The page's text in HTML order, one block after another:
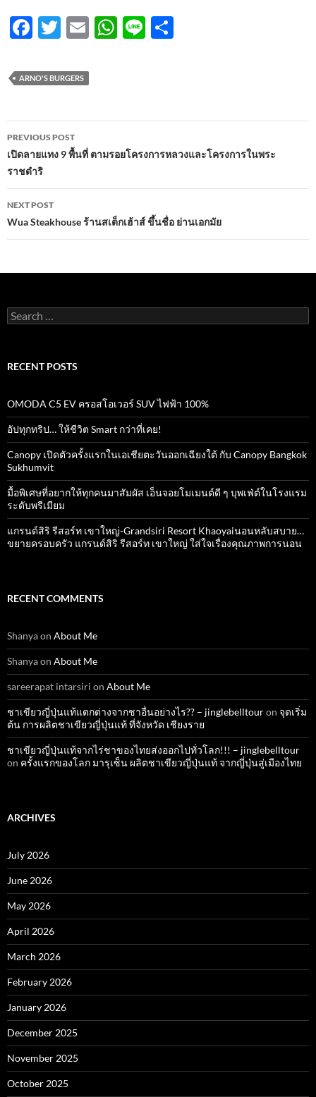
F
e
b
o
o
k
T
itt
er
E
W
A
p
Li
ARNO'S BURGERS
Post
navigation
PREVIOUS POST
เปิดลายแทง 9 พื้นที่ ตามรอยโครงการหลวงและโครงการในพระ
ราชดำริ
NEXT POST
Wua Steakhouse ร้านสเต็กเฮ้าส์ ขึ้นชื่อ ย่านเอกมัย
Search
for:
RECENT POSTS
OMODA C5 EV ครอสโอเวอร์ SUV ไฟฟ้า 100%
อัปทุกทริป… ให้ชีวิต Smart กว่าที่เคย!
Canopy เปิดตัวครั้งแรกในเอเชียตะวันออกเฉียงใต้ กับ Canopy Bangkok
Sukhumvit
มื้อพิเศษที่อยากให้ทุกคนมาสัมผัส เอ็นจอยโมเมนต์ดี ๆ บุพเฟ่ต์ในโรงแรม
ระดับพรีเมียม
แกรนด์สิริ​ รีสอร์ท​ เขาใหญ่​-Grandsiri​ Resort​ Khaoyaiนอนหลับสบาย…
ขยายครอบครัว แกรนด์สิริ รีสอร์ท เขาใหญ่ ใส่ใจเรื่องคุณภาพการนอน
RECENT COMMENTS
Shanyaon About Me
Shanyaon About Me
sareerapat intarsiri on About Me
ชาเขียวญี่ปุ่นแท้แตกต่างจากชาอื่นอย่างไร?? – jinglebelltouron จุดเริ่ม
ต้น การผลิตชาเขียวญี่ปุ่นแท้ ที่จังหวัด เชียงราย
ชาเขียวญี่ปุ่นแท้จากไร่ชาของไทยส่งออกไปทั่วโลก!!! – jinglebelltour
on ครั้งแรกของโลก มารุเซ็น ผลิตชาเขียวญี่ปุ่นแท้ จากญี่ปุ่นสู่เมืองไทย
ARCHIVES
July 2026
June 2026
May 2026
April 2026
March 2026
February 2026
January 2026
December 2025
November 2025
October 2025